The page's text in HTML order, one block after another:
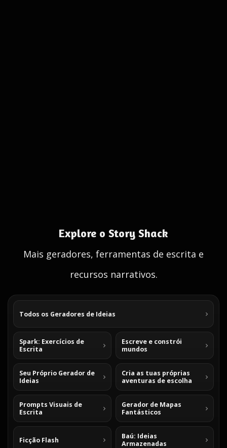
Explore o Story Shack
Mais geradores, ferramentas de escrita e
recursos narrativos.
Todos os Geradores de Ideias
Spark: Exercícios de
Escrita
Escreve e constrói
mundos
Seu Próprio Gerador de
Ideias
Cria as tuas próprias
aventuras de escolha
Prompts Visuais de
Escrita
Gerador de Mapas
Fantásticos
Ficção Flash
Baú: Ideias
Armazenadas